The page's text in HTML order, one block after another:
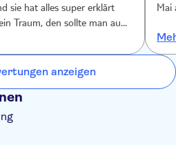
sie hat alles super erklärt
Traum, den sollte man auf
natürlich auch darin
Mai
anzeigen